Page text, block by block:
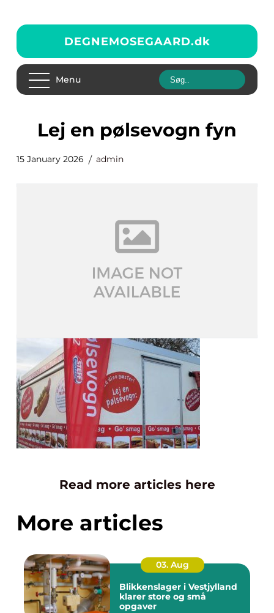
DEGNEMOSEGAARD.dk
Menu
lej en pølsevogn fyn
15 January 2026 admin
Read more articles here
More articles
03. Aug
Blikkenslager i Vestjylland
klarer store og små
opgaver